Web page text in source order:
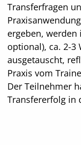
Transferfragen
ergeben,
optional), ca. 2-3
ausgetauscht,
Praxis vom
Der Teilnehmer
Transfererfolg in